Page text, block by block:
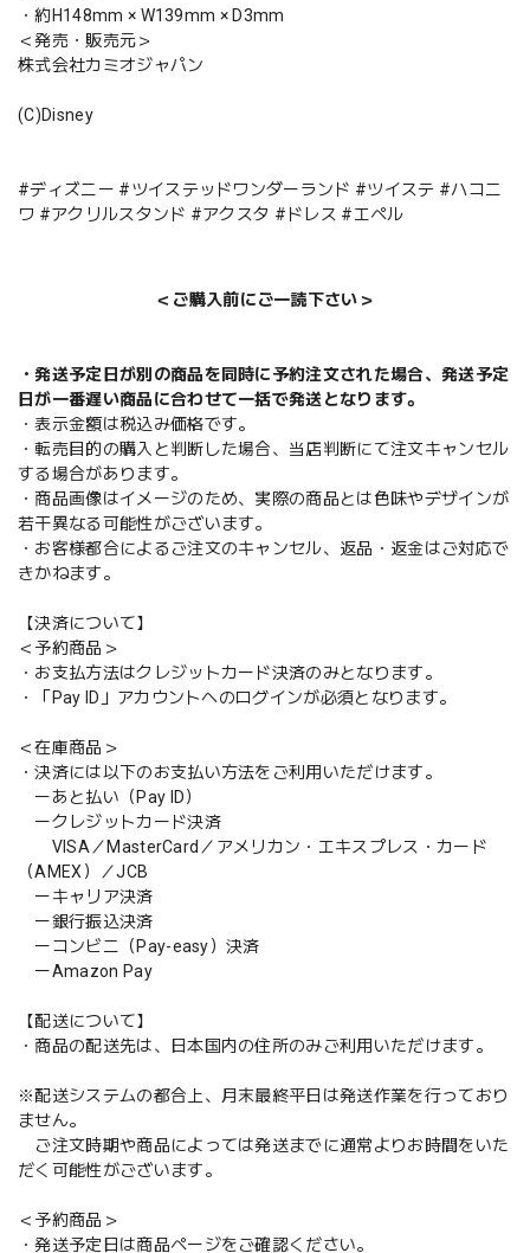
・約H148mm × W139mm × D3mm
＜発売・販売元＞
株式会社カミオジャパン
(C)Disney
#ディズニー #ツイステッドワンダーランド #ツイステ #ハコニ
ワ #アクリルスタンド #アクスタ #ドレス #エペル
＜ご購入前にご一読下さい＞
・発送予定日が別の商品を同時に予約注文された場合、発送予定
日が一番遅い商品に合わせて一括で発送となります。
・表示金額は税込み価格です。
・転売目的の購入と判断した場合、当店判断にて注文キャンセル
する場合があります。
・商品画像はイメージのため、実際の商品とは色味やデザインが
若干異なる可能性がございます。
・お客様都合によるご注文のキャンセル、返品・返金はご対応で
きかねます。
【決済について】
＜予約商品＞
・お支払方法はクレジットカード決済のみとなります。
・「Pay ID」アカウントへのログインが必須となります。
＜在庫商品＞
・決済には以下のお支払い方法をご利用いただけます。
ーあと払い（Pay ID）
ークレジットカード決済
VISA／MasterCard／アメリカン・エキスプレス・カード
（AMEX）／JCB
ーキャリア決済
ー銀行振込決済
ーコンビニ（Pay-easy）決済
ーAmazon Pay
【配送について】
・商品の配送先は、日本国内の住所のみご利用いただけます。
※配送システムの都合上、月末最終平日は発送作業を行っており
ません。
ご注文時期や商品によっては発送までに通常よりお時間をいた
だく可能性がございます。
＜予約商品＞
・発送予定日は商品ページをご確認ください。